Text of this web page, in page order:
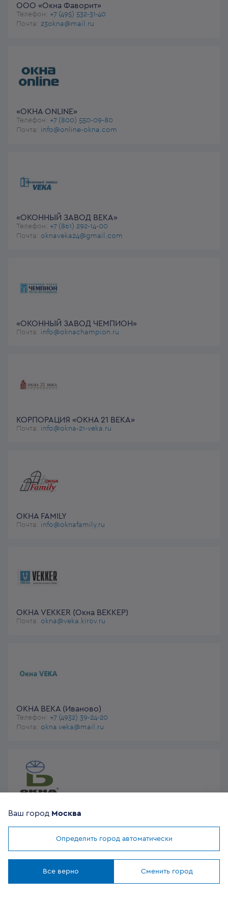
ООО «Окна Фаворит»
Телефон: +7 (495) 532-31-40
Почта: 23okna@mail.ru
«ОКНА ONLINE»
Телефон: +7 (800) 550-09-80
Почта: info@online-okna.com
«ОКОННЫЙ ЗАВОД ВЕКА»
Телефон: +7 (861) 292-14-00
Почта: oknaveka24@gmail.com
«ОКОННЫЙ ЗАВОД ЧЕМПИОН»
Почта: info@oknachampion.ru
КОРПОРАЦИЯ «ОКНА 21 ВЕКА»
Почта: info@okna-21-veka.ru
ОКНА FAMILY
Почта: info@oknafamily.ru
ОКНА VEKKER (Окна ВЕККЕР)
Почта: okna@veka.kirov.ru
ОКНА ВЕКА (Иваново)
Телефон: +7 (4932) 39-24-20
Почта: okna.veka@mail.ru
ОКНА ВЕКА
Мы используем cookies
Ваш город Москва
Определить город автоматически
Все верно Сменить город